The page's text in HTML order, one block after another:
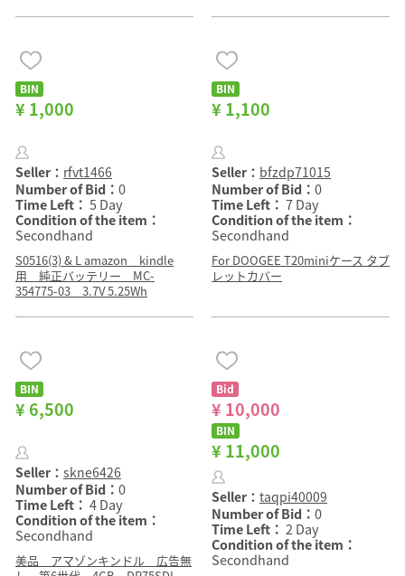
BIN
¥ 1,000
Seller： rfvt1466
Number of Bid： 0
Time Left： 5 Day
Condition of the item：
Secondhand
S0516(3) & L amazon kindle
用 純正バッテリー MC-
354775-03 3.7V 5.25Wh
BIN
¥ 1,100
Seller： bfzdp71015
Number of Bid： 0
Time Left： 7 Day
Condition of the item：
Secondhand
For DOOGEE T20miniケース タブ
レットカバー
BIN
¥ 6,500
Seller： skne6426
Number of Bid： 0
Time Left： 4 Day
Condition of the item：
Secondhand
美品 アマゾンキンドル 広告無
Bid
¥ 10,000
BIN
¥ 11,000
Seller： taqpi40009
Number of Bid： 0
Time Left： 2 Day
Condition of the item：
Secondhand